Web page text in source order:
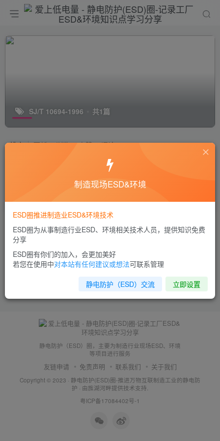
SJ/T 10694-1996 共1篇
排序 更新 浏览 点赞 评论
SJ/T 10694《电子产品制造与应用系统
技术标准 行业新闻
6年前 1.6W+
静电防护（ESD）圈，主要为制造行业现场ESD、环境
等项目进行服务
友链申请 免责声明 联系我们 关于我们
Copyright © 2023 · 静电防护(ESD)圈-推进万物互联制造工业的静电防
护 · 由旌湖河畔提供技术支持.
粤ICP备17084402号-1
制造现场ESD&环境
ESD圈推进制造业ESD&环境技术
ESD圈为从事制造行业ESD、环境相关技术人员，提供知识免费
分享
ESD圈有你们的加入，会更加美好
若您在使用中对本站有任何建议或想法可联系管理
静电防护（ESD）交流 立即设置